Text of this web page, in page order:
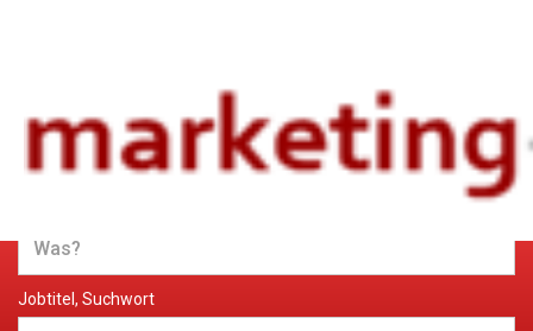
Jobs und Stellenangebote im
Marketing
Jobtitel, Suchwort